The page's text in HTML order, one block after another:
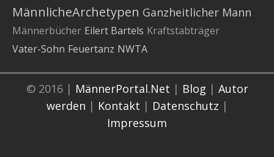
MännlicheArchetypen Ganzheitlicher Mann
Männerbücher Eilert Bartels Kraftstabträger
Vater-Sohn Feuertanz NWTA
© 2016 | MännerPortal.Net | Blog | Autor
werden | Kontakt | Datenschutz |
Impressum